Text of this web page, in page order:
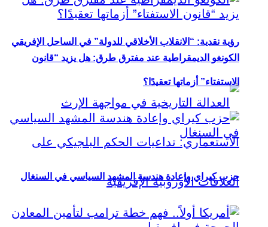
رؤية نقدية: “الانقلاب الأخلاقي للدولة” في الساحل الإفريقي
الكونغو الديمقراطية عند مفترق طرق: هل يزيد “قانون
الاستفتاء” أزماتها تعقيدًا؟
حزب كيراي وإعادة هندسة المشهد السياسي في السنغال